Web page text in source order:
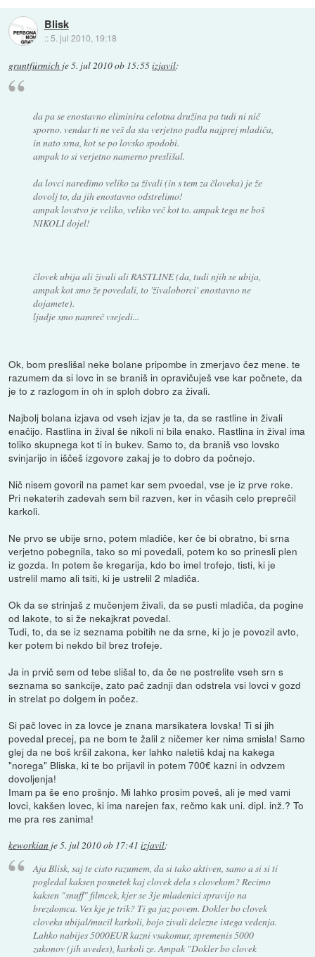
Blisk
:: 5. jul 2010, 19:18
gruntfürmich je5. jul 2010 ob 15:55izjavil:
da pa se enostavno eliminira celotna družina pa tudi ni nič
sporno. vendar ti ne veš da sta verjetno padla najprej mladiča,
in nato srna, kot se po lovsko spodobi.
ampak to si verjetno namerno preslišal.
da lovci naredimo veliko za živali (in s tem za človeka) je že
dovolj to, da jih enostavno odstrelimo!
ampak lovstvo je veliko, veliko več kot to. ampak tega ne boš
NIKOLI dojel!
človek ubija ali živali ali RASTLINE (da, tudi njih se ubija,
ampak kot smo že povedali, to 'živaloborci' enostavno ne
dojamete).
ljudje smo namreč vsejedi...
Ok, bom preslišal neke bolane pripombe in zmerjavo čez mene. te
razumem da si lovc in se braniš in opravičuješ vse kar počnete, da
je to z razlogom in oh in sploh dobro za živali.
Najbolj bolana izjava od vseh izjav je ta, da se rastline in živali
enačijo. Rastlina in žival še nikoli ni bila enako. Rastlina in žival ima
toliko skupnega kot ti in bukev. Samo to, da braniš vso lovsko
svinjarijo in iščeš izgovore zakaj je to dobro da počnejo.
Nič nisem govoril na pamet kar sem pvoedal, vse je iz prve roke.
Pri nekaterih zadevah sem bil razven, ker in včasih celo preprečil
karkoli.
Ne prvo se ubije srno, potem mladiče, ker če bi obratno, bi srna
verjetno pobegnila, tako so mi povedali, potem ko so prinesli plen
iz gozda. In potem še kregarija, kdo bo imel trofejo, tisti, ki je
ustrelil mamo ali tsiti, ki je ustrelil 2 mladiča.
Ok da se strinjaš z mučenjem živali, da se pusti mladiča, da pogine
od lakote, to si že nekajkrat povedal.
Tudi, to, da se iz seznama pobitih ne da srne, ki jo je povozil avto,
ker potem bi nekdo bil brez trofeje.
Ja in prvič sem od tebe slišal to, da če ne postrelite vseh srn s
seznama so sankcije, zato pač zadnji dan odstrela vsi lovci v gozd
in strelat po dolgem in počez.
Si pač lovec in za lovce je znana marsikatera lovska! Ti si jih
povedal precej, pa ne bom te žalil z ničemer ker nima smisla! Samo
glej da ne boš kršil zakona, ker lahko naletiš kdaj na kakega
"norega" Bliska, ki te bo prijavil in potem 700€ kazni in odvzem
dovoljenja!
Imam pa še eno prošnjo. Mi lahko prosim poveš, ali je med vami
lovci, kakšen lovec, ki ima narejen fax, rečmo kak uni. dipl. inž.? To
me pra res zanima!
keworkian je5. jul 2010 ob 17:41 izjavil:
Aja Blisk, saj te cisto razumem, da si tako aktiven, samo a si si ti
pogledal kaksen posnetek kaj clovek dela s clovekom? Recimo
kaksen "snuff" filmcek, kjer se 3je mladenici spravijo na
brezdomca. Ves kje je trik? Ti ga jaz povem. Dokler bo clovek
cloveka ubijal/mucil karkoli, bojo zivali delezne istega vedenja.
Lahko nabijes 5000EUR kazni vsakomur, spremenis 5000
zakonov (jih uvedes), karkoli ze. Ampak "Dokler bo clovek